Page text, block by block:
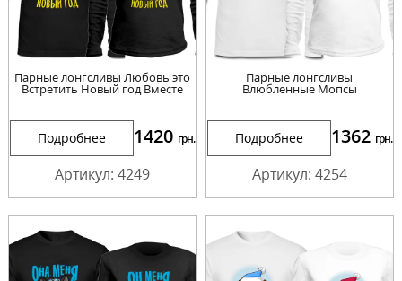
Парные лонгсливы Любовь это
Встретить Новый год Вместе
Подробнее 1420 грн.
Артикул: 4249
Парные лонгсливы
Влюбленные Мопсы
Подробнее 1362 грн.
Артикул: 4254